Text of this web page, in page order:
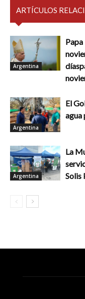
ARTÍCULOS
Argentina
Argentina
El
agua
Argentina
La
Solis